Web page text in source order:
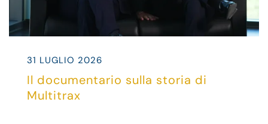
31 LUGLIO 2026
Il documentario sulla storia di
Multitrax